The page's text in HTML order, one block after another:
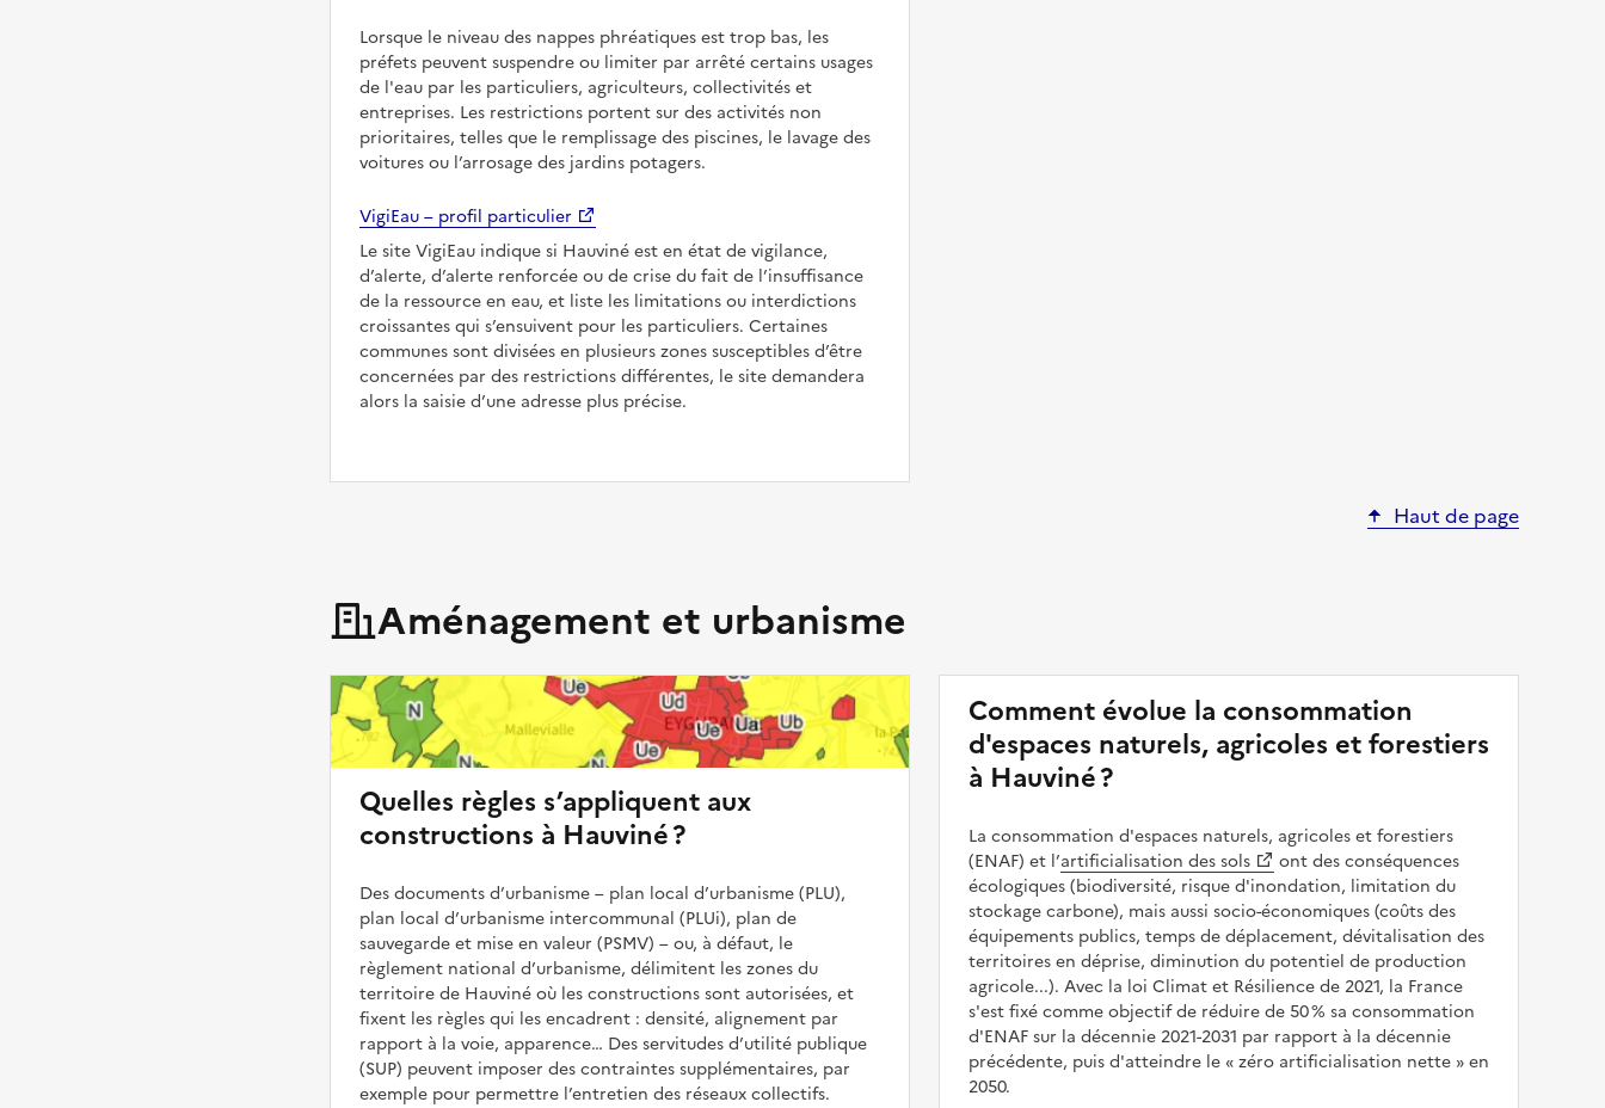
Lorsque le niveau des nappes phréatiques est trop bas, les
préfets peuvent suspendre ou limiter par arrêté certains usages
de l'eau par les particuliers, agriculteurs, collectivités et
entreprises. Les restrictions portent sur des activités non
prioritaires, telles que le remplissage des piscines, le lavage des
voitures ou l’arrosage des jardins potagers.
VigiEau – profil particulier
Le site VigiEau indique si Hauviné est en état de vigilance,
d’alerte, d’alerte renforcée ou de crise du fait de l’insuffisance
de la ressource en eau, et liste les limitations ou interdictions
croissantes qui s’ensuivent pour les particuliers. Certaines
communes sont divisées en plusieurs zones susceptibles d’être
concernées par des restrictions différentes, le site demandera
alors la saisie d’une adresse plus précise.
Haut de page
Aménagement et urbanisme
Quelles règles s’appliquent aux
constructions à Hauviné ?
Des documents d’urbanisme – plan local d’urbanisme (PLU),
plan local d’urbanisme intercommunal (PLUi), plan de
sauvegarde et mise en valeur (PSMV) – ou, à défaut, le
règlement national d’urbanisme, délimitent les zones du
territoire de Hauviné où les constructions sont autorisées, et
fixent les règles qui les encadrent : densité, alignement par
rapport à la voie, apparence… Des servitudes d’utilité publique
(SUP) peuvent imposer des contraintes supplémentaires, par
exemple pour permettre l’entretien des réseaux collectifs.
Comment évolue la consommation
d'espaces naturels, agricoles et forestiers
à Hauviné ?
La consommation d'espaces naturels, agricoles et forestiers
(ENAF) et l’artificialisation des sols
ont des conséquences
écologiques (biodiversité, risque d'inondation, limitation du
stockage carbone), mais aussi socio-économiques (coûts des
équipements publics, temps de déplacement, dévitalisation des
territoires en déprise, diminution du potentiel de production
agricole...). Avec la loi Climat et Résilience de 2021, la France
s'est fixé comme objectif de réduire de 50 % sa consommation
d'ENAF sur la décennie 2021-2031 par rapport à la décennie
précédente, puis d'atteindre le zéro artificialisation nette en
2050.